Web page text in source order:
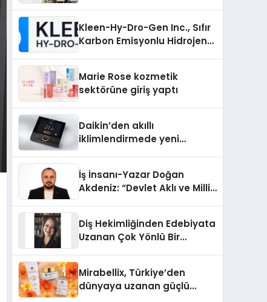
Kleen-Hy-Dro-Gen Inc., Sıfır
Karbon Emisyonlu Hidrojen
Aldı
Marie Rose kozmetik
sektörüne giriş yaptı
Daikin’den akıllı
iklimlendirmede yeni
İş İnsanı-Yazar Doğan
Akdeniz: “Devlet Aklı ve Milli
Diş Hekimliğinden Edebiyata
Uzanan Çok Yönlü Bir
Mirabellix, Türkiye’den
dünyaya uzanan güçlü